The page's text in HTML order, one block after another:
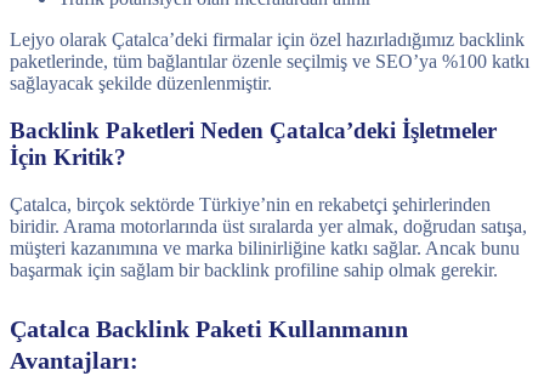
Lejyo olarak Çatalca’deki firmalar için özel hazırladığımız backlink
paketlerinde, tüm bağlantılar özenle seçilmiş ve SEO’ya %100 katkı
sağlayacak şekilde düzenlenmiştir.
Backlink Paketleri Neden Çatalca’deki İşletmeler
İçin Kritik?
Çatalca, birçok sektörde Türkiye’nin en rekabetçi şehirlerinden
biridir. Arama motorlarında üst sıralarda yer almak, doğrudan satışa,
müşteri kazanımına ve marka bilinirliğine katkı sağlar. Ancak bunu
başarmak için sağlam bir backlink profiline sahip olmak gerekir.
Çatalca Backlink Paketi Kullanmanın
Avantajları: